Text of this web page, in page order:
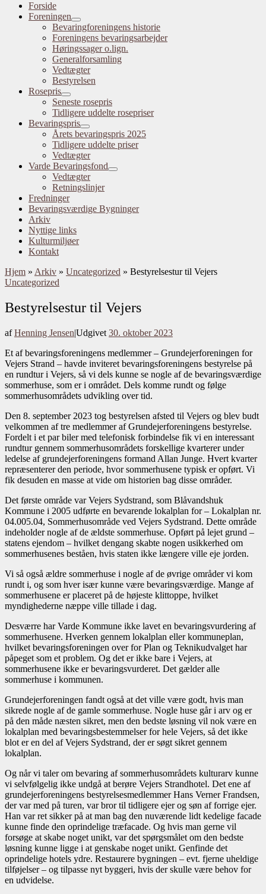
Forside
Foreningen
Bevaringforeningens historie
Foreningens bevaringsarbejder
Høringssager o.lign.
Generalforsamling
Vedtægter
Bestyrelsen
Rosepris
Seneste rosepris
Tidligere uddelte rosepriser
Bevaringspris
Årets bevaringspris 2025
Tidligere uddelte priser
Vedtægter
Varde Bevaringsfond
Vedtægter
Retningslinjer
Fredninger
Bevaringsværdige Bygninger
Arkiv
Nyttige links
Kulturmiljøer
Kontakt
Hjem » Arkiv » Uncategorized » Bestyrelsestur til Vejers
Uncategorized
Bestyrelsestur til Vejers
afHenning Jensen|Udgivet 30. oktober 2023
Et af bevaringsforeningens medlemmer – Grundejerforeningen for
Vejers Strand – havde inviteret bevaringsforeningens bestyrelse på
en rundtur i Vejers, så vi dels kunne se nogle af de bevaringsværdige
sommerhuse, som er i området. Dels komme rundt og følge
sommerhusområdets udvikling over tid.
Den 8. september 2023 tog bestyrelsen afsted til Vejers og blev budt
velkommen af tre medlemmer af Grundejerforeningens bestyrelse.
Fordelt i et par biler med telefonisk forbindelse fik vi en interessant
rundtur gennem sommerhusområdets forskellige kvarterer under
ledelse af grundejerforeningens formand Allan Junge. Hvert kvarter
repræsenterer den periode, hvor sommerhusene typisk er opført. Vi
fik desuden en masse at vide om historien bag disse områder.
Det første område var Vejers Sydstrand, som Blåvandshuk
Kommune i 2005 udførte en bevarende lokalplan for – Lokalplan nr.
04.005.04, Sommerhusområde ved Vejers Sydstrand. Dette område
indeholder nogle af de ældste sommerhuse. Opført på lejet grund –
statens ejendom – hvilket dengang skabte nogen usikkerhed om
sommerhusenes beståen, hvis staten ikke længere ville eje jorden.
Vi så også ældre sommerhuse i nogle af de øvrige områder vi kom
rundt i, og som hver især kunne være bevaringsværdige. Mange af
sommerhusene er placeret på de højeste klittoppe, hvilket
myndighederne næppe ville tillade i dag.
Desværre har Varde Kommune ikke lavet en bevaringsvurdering af
sommerhusene. Hverken gennem lokalplan eller kommuneplan,
hvilket bevaringsforeningen over for Plan og Teknikudvalget har
påpeget som et problem. Og det er ikke bare i Vejers, at
sommerhusene ikke er bevaringsvurderet. Det gælder alle
sommerhuse i kommunen.
Grundejerforeningen fandt også at det ville være godt, hvis man
sikrede nogle af de gamle sommerhuse. Nogle huse går i arv og er
på den måde næsten sikret, men den bedste løsning vil nok være en
lokalplan med bevaringsbestemmelser for hele Vejers, så det ikke
blot er en del af Vejers Sydstrand, der er søgt sikret gennem
lokalplan.
Og når vi taler om bevaring af sommerhusområdets kulturarv kunne
vi selvfølgelig ikke undgå at berøre Vejers Strandhotel. Det ene af
grundejerforeningens bestyrelsesmedlemmer Hans Verner Frandsen,
der var med på turen, var bror til tidligere ejer og søn af forrige ejer.
Han var ret sikker på at man bag den nuværende lidt kedelige facade
kunne finde den oprindelige træfacade. Og hvis man gerne vil
forsøge at skabe noget unikt, var det spørgsmålet om den bedste
løsning kunne ligge i at genskabe noget unikt. Genfinde det
oprindelige hotels ydre. Restaurere bygningen – evt. fjerne uheldige
tilføjelser – og tilpasse nyt byggeri, hvis der skulle være behov for
en udvidelse.